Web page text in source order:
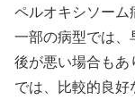
ペルオキシソーム
一部の病型では、
後が悪い場合もあ
では、比較的良好